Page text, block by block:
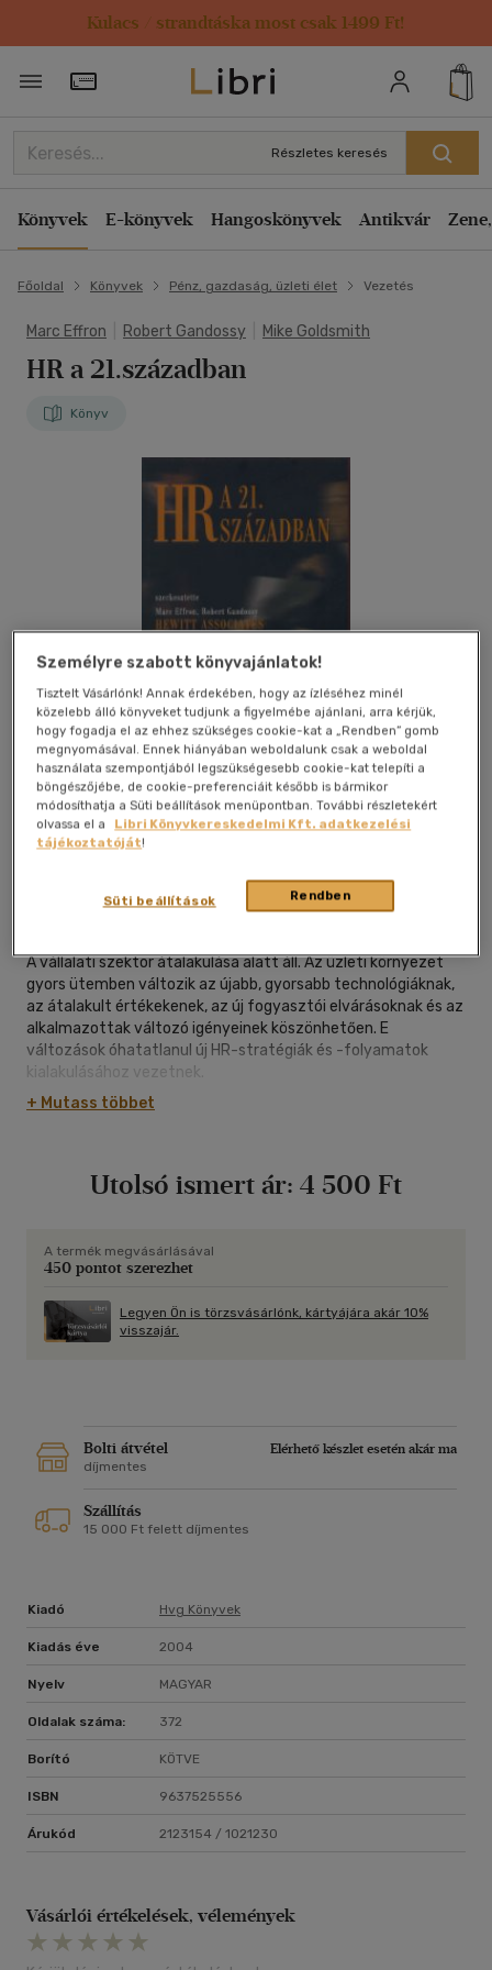
Kulacs / strandtáska most csak 1499 Ft!
Törzsvásárlói Kártya adatai
Részletes keresés
Könyvek E-könyvek Hangoskönyvek Antikvár
Főoldal Könyvek Pénz, gazdaság, üzleti élet Vezetés
Marc Effron Robert Gandossy Mike Goldsmith
HR a 21.században
Könyv
Kívánságlistához adom Megosztom
Hvg Könyvek|2004|magyar nyelvű|kötve|372 oldal
A vállalati szektor átalakulása alatt áll. Az üzleti környezet
gyors ütemben változik az újabb, gyorsabb technológiáknak,
az átalakult értékekenek, az új fogyasztói elvárásoknak és az
alkalmazottak változó igényeinek köszönhetően. E
változások óhatatlanul új HR-stratégiák és -folyamatok
kialakulásához vezetnek.
+ Mutass többet
Utolsó ismert ár: 4 500 Ft
A termék megvásárlásával
450 pontot szerezhet
Legyen Ön is törzsvásárlónk, kártyájára akár 10%
visszajár.
Bolti átvétel
Elérhető készlet esetén akár ma
díjmentes
Szállítás
15 000 Ft felett díjmentes
Kiadó Hvg Könyvek
Kiadás éve 2004
Nyelv MAGYAR
Oldalak száma: 372
Borító KÖTVE
ISBN 9637525556
Árukód 2123154 / 1021230
Vásárlói értékelések, vélemények
Személyre szabott könyvajánlatok!
Tisztelt Vásárlónk! Annak érdekében, hogy az ízléséhez minél
közelebb álló könyveket tudjunk a figyelmébe ajánlani, arra kérjük,
hogy fogadja el az ehhez szükséges cookie-kat a „Rendben” gomb
megnyomásával. Ennek hiányában weboldalunk csak a weboldal
használata szempontjából legszükségesebb cookie-kat telepíti a
böngészőjébe, de cookie-preferenciáit később is bármikor
módosíthatja a Süti beállítások menüpontban. További részletekért
olvassa el a
Libri Könyvkereskedelmi Kft. adatkezelési
tájékoztatóját!
Rendben
Süti beállítások